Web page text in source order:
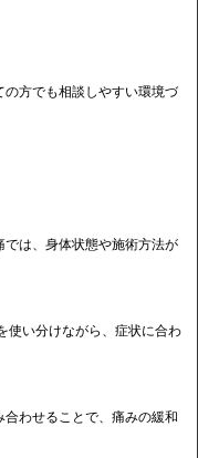
方でも相談しやすい環境づ
は、身体状態や施術方法が
使い分けながら、症状に合わ
わせることで、痛みの緩和